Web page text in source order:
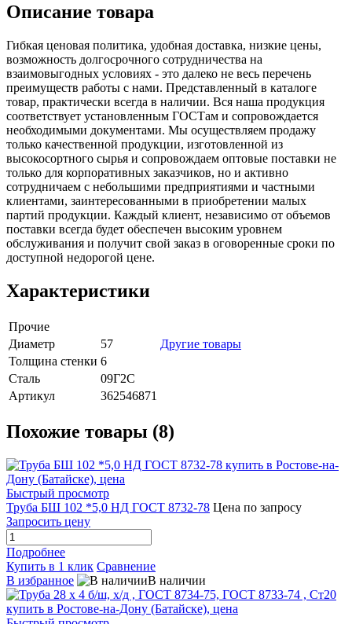
Описание товара
Гибкая ценовая политика, удобная доставка, низкие цены,
возможность долгосрочного сотрудничества на
взаимовыгодных условиях - это далеко не весь перечень
преимуществ работы с нами. Представленный в каталоге
товар, практически всегда в наличии. Вся наша продукция
соответствует установленным ГОСТам и сопровождается
необходимыми документами. Мы осуществляем продажу
только качественной продукции, изготовленной из
высокосортного сырья и сопровождаем оптовые поставки не
только для корпоративных заказчиков, но и активно
сотрудничаем с небольшими предприятиями и частными
клиентами, заинтересованными в приобретении малых
партий продукции. Каждый клиент, независимо от объемов
поставки всегда будет обеспечен высоким уровнем
обслуживания и получит свой заказ в оговоренные сроки по
доступной недорогой цене.
Характеристики
Прочие
Диаметр
57
Другие товары
Толщина стенки 6
Сталь
09Г2С
Артикул
362546871
Похожие товары (8)
Быстрый просмотр
Труба БШ 102 *5,0 НД ГОСТ 8732-78 Цена по запросу
Запросить цену
Подробнее
Купить в 1 клик Сравнение
В избранное
В наличии